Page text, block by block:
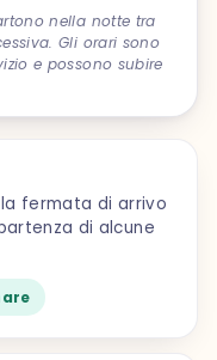
nella notte tra
Gli orari sono
e possono subire
la fermata di arrivo
di alcune